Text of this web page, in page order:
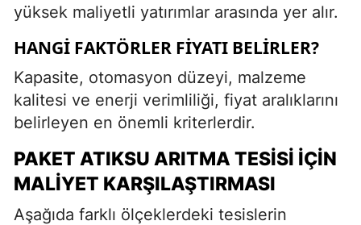
yüksek maliyetli yatırımlar arasında yer alır.
HANGI FAKTÖRLER FIYATI BELIRLER?
Kapasite, otomasyon düzeyi, malzeme
kalitesi ve enerji verimliliği, fiyat aralıklarını
belirleyen en önemli kriterlerdir.
PAKET ATIKSU ARITMA TESISI İÇIN
MALIYET KARŞILAŞTIRMASI
Aşağıda farklı ölçeklerdeki tesislerin